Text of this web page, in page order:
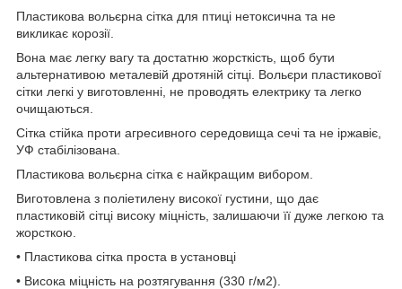
Пластикова вольєрна сітка для птиці нетоксична та не
викликає корозії.
Вона має легку вагу та достатню жорсткість, щоб бути
альтернативою металевій дротяній сітці. Вольєри пластикової
сітки легкі у виготовленні, не проводять електрику та легко
очищаються.
Сітка стійка проти агресивного середовища сечі та не іржавіє,
УФ стабілізована.
Пластикова вольєрна сітка є найкращим вибором.
Виготовлена з поліетилену високої густини, що дає
пластиковій сітці високу міцність, залишаючи її дуже легкою та
жорсткою.
• Пластикова сітка проста в установці
• Висока міцність на розтягування (330 г/м2).